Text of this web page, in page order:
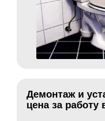
Демонтаж и
цена за работу